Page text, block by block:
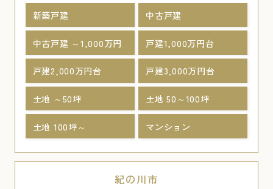
新築戸建 中古戸建
中古戸建 ～1,000万円 戸建1,000万円台
戸建2,000万円台 戸建3,000万円台
土地 ～50坪 土地 50～100坪
土地 100坪～ マンション
紀の川市